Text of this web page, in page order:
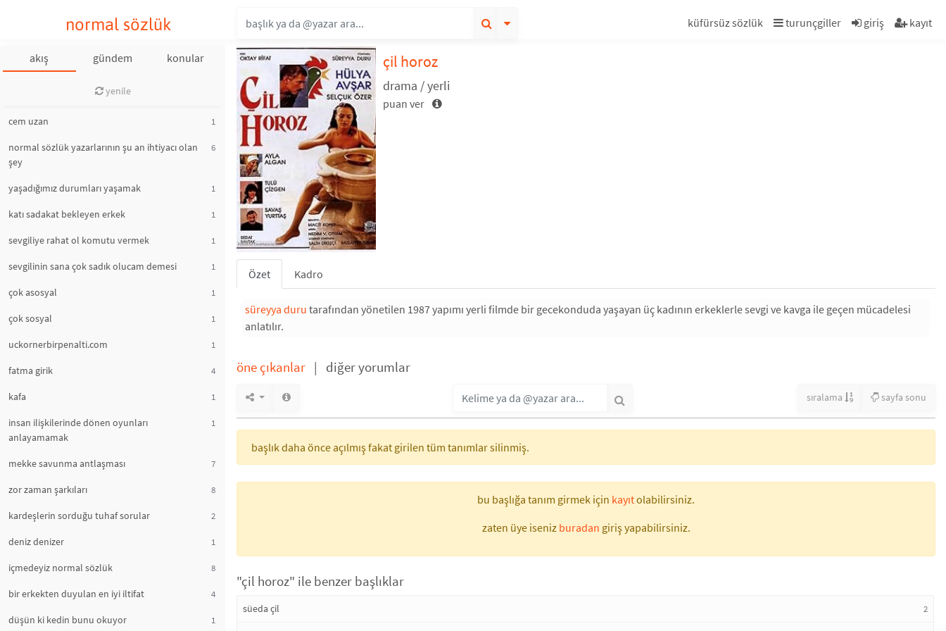
normal sözlük küfürsüz sözlük turunçgiller giriş kayıt
akış gündem konular
yenile
cem uzan 1
normal sözlük yazarlarının şu an ihtiyacı olan
şey
6
yaşadığımız durumları yaşamak 1
katı sadakat bekleyen erkek 1
sevgiliye rahat ol komutu vermek 1
sevgilinin sana çok sadık olucam demesi 1
çok asosyal 1
çok sosyal 1
uckornerbirpenalti.com 1
fatma girik 4
kafa 1
insan ilişkilerinde dönen oyunları
anlayamamak
1
mekke savunma antlaşması 7
zor zaman şarkıları 8
kardeşlerin sorduğu tuhaf sorular 2
deniz denizer 1
içmedeyiz normal sözlük 8
bir erkekten duyulan en iyi iltifat 4
düşün ki kedin bunu okuyor 1
çil horoz
drama / yerli
puan ver
Özet Kadro
süreyya duru tarafından yönetilen 1987 yapımı yerli filmde bir gecekonduda yaşayan üç kadının erkeklerle sevgi ve kavga ile geçen mücadelesi
anlatılır.
öne çıkanlar | diğer yorumlar
sıralama sayfa sonu
başlık daha önce açılmış fakat girilen tüm tanımlar silinmiş.
bu başlığa tanım girmek için kayıtolabilirsiniz.
zaten üye iseniz buradan giriş yapabilirsiniz.
"çil horoz" ile benzer başlıklar
süeda çil 2